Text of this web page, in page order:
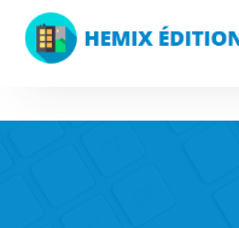
Aller
contenu